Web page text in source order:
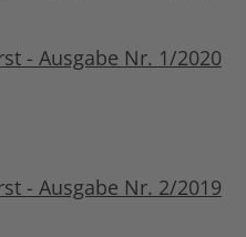
- Ausgabe Nr. 1/2020
- Ausgabe Nr. 2/2019